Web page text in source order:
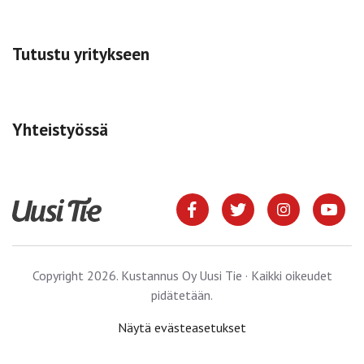
Tutustu yritykseen
Yhteistyössä
Copyright 2026. Kustannus Oy Uusi Tie · Kaikki oikeudet
pidätetään.
Näytä evästeasetukset